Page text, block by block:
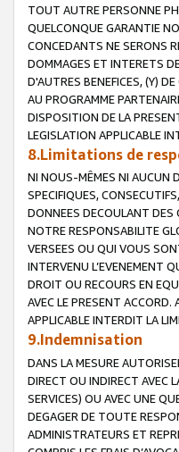
TOUT AUTRE PERSONNE
QUELCONQUE GARANTIE
CONCEDANTS NE SERONS
DOMMAGES ET INTERETS
D'AUTRES BENEFICES, (Y)
AU PROGRAMME
DISPOSITION DE LA
LEGISLATION APPLICABLE
8.Limitations de
NI NOUS-MÊMES NI AUCUN
SPECIFIQUES,
DONNEES DECOULANT DES
NOTRE RESPONSABILITE
VERSEES OU QUI VOUS
INTERVENU L’EVENEMENT
DROIT OU RECOURS EN
AVEC LE PRESENT
APPLICABLE INTERDIT LA
9.Indemnisation
DANS LA MESURE
DIRECT OU INDIRECT AVEC
SERVICES) OU AVEC UNE
DEGAGER DE TOUTE
ADMINISTRATEURS ET